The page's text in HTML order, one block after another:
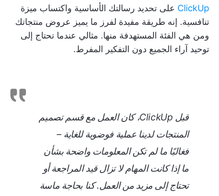
ClickUp على تحديد رسالتك الأساسية واكتساب ميزة
تنافسية. إنه طريقة مفيدة لفرز ما يميز عروض منتجاتك
ومن هي الفئة المستهدفة منها. مثالي عندما تحتاج إلى
توحيد آراء الجميع دون التفكير المفرط.
قبل ClickUp، كان العمل مع قسم تصميم
المنتجات لدينا عملية فوضوية للغاية –
فغالبًا ما لم تكن المعلومات واضحة بشأن
ما إذا كانت المهام لا تزال قيد المراجعة أو
تحتاج إلى مزيد من العمل. كنا بحاجة ماسة